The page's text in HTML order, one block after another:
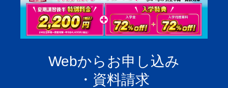
Webからお申し込み
・資料請求